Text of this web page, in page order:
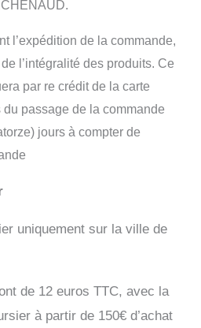
l’expédition de la commande,
l’intégralité des produits. Ce
par re crédit de la carte
passage de la commande
jours à compter de
uniquement sur la ville de
de 12 euros TTC, avec la
à partir de 150€ d’achat